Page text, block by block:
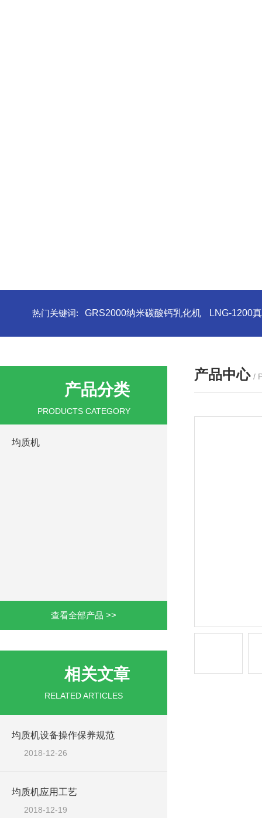
热门关键词: GRS2000纳米碳酸钙乳化机 LNG-1200
产品分类
PRODUCTS CATEGORY
均质机
查看全部产品 >>
相关文章
RELATED ARTICLES
均质机设备操作保养规范
2018-12-26
均质机应用工艺
2018-12-19
产品中心 /